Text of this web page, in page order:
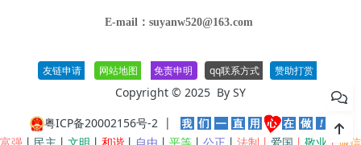
E-mail：suyanw520@163.com
友链申请 网站地图 免责申明 qq联系方式 赞助打赏
Copyright © 2025 By SY
粤ICP备20002156号-2 |